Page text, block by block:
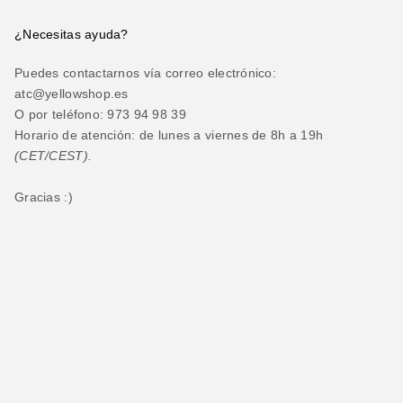
¿Necesitas ayuda?
Puedes contactarnos vía correo electrónico:
atc@yellowshop.es
O por teléfono: 973 94 98 39
Horario de atención: de lunes a viernes de 8h a 19h
(CET/CEST).
Gracias :)